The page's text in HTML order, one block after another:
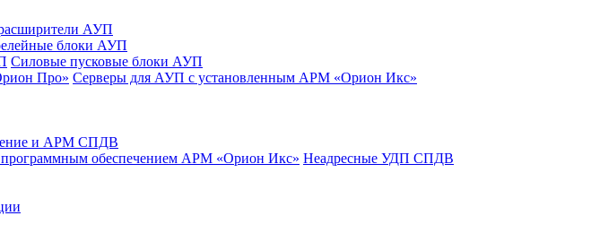
АУП
блоки АУП
Силовые пусковые блоки АУП
Про» Серверы для АУП с установленным АРМ «Орион Икс»
и АРМ СПДВ
обеспечением АРМ «Орион Икс» Неадресные УДП СПДВ